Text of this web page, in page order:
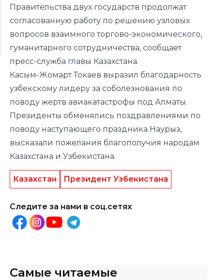
Правительства двух государств продолжат
согласованную работу по решению узловых
вопросов взаимного торгово-экономического,
гуманитарного сотрудничества, сообщает
пресс-служба главы Казахстана.
Касым-Жомарт Токаев выразил благодарность
узбекскому лидеру за соболезнования по
поводу жертв авиакатастрофы под Алматы.
Президенты обменялись поздравлениями по
поводу наступающего праздника Наурыз,
высказали пожелания благополучия народам
Казахстана и Узбекистана.
Казахстан Президент Узбекистана
Следите за нами в соц.сетях
Самые читаемые